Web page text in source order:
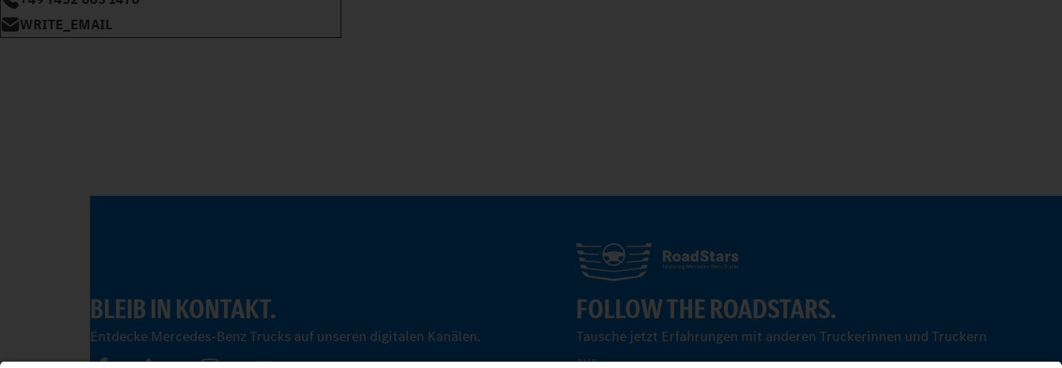
WRITE_EMAIL
BLEIB IN KONTAKT.
Entdecke Mercedes-Benz Trucks auf unseren digitalen Kanälen.
FOLLOW THE ROADSTARS.
Tausche jetzt Erfahrungen mit anderen Truckerinnen und Truckern
aus.